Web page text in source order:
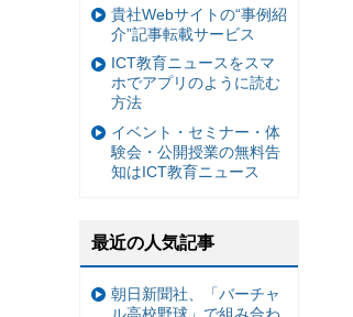
貴社Webサイトの“事例紹
介”記事転載サービス
ICT教育ニュースをスマ
ホでアプリのように読む
方法
イベント・セミナー・体
験会・公開授業の無料告
知はICT教育ニュース
最近の人気記事
朝日新聞社、「バーチャ
ル高校野球」で組み合わ